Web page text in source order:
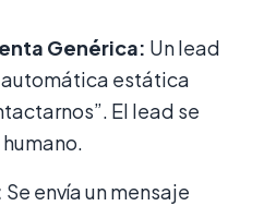
Genérica: Un lead
estática
El lead se
Se envía un mensaje